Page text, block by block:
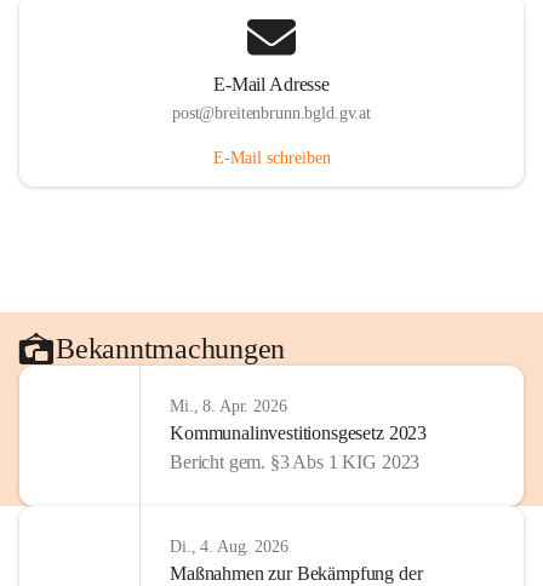
E-Mail Adresse
post@breitenbrunn.bgld.gv.at
E-Mail schreiben
Bekanntmachungen
Mi., 8. Apr. 2026
Kommunalinvestitionsgesetz 2023
Bericht gem. §3 Abs 1 KIG 2023
Di., 4. Aug. 2026
Maßnahmen zur Bekämpfung der